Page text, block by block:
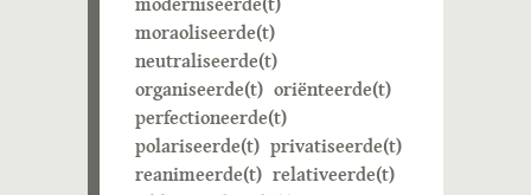
moraoliseerde(t)
neutraliseerde(t)
organiseerde(t) oriënteerde(t)
perfectioneerde(t)
polariseerde(t) privatiseerde(t)
reanimeerde(t) relativeerde(t)